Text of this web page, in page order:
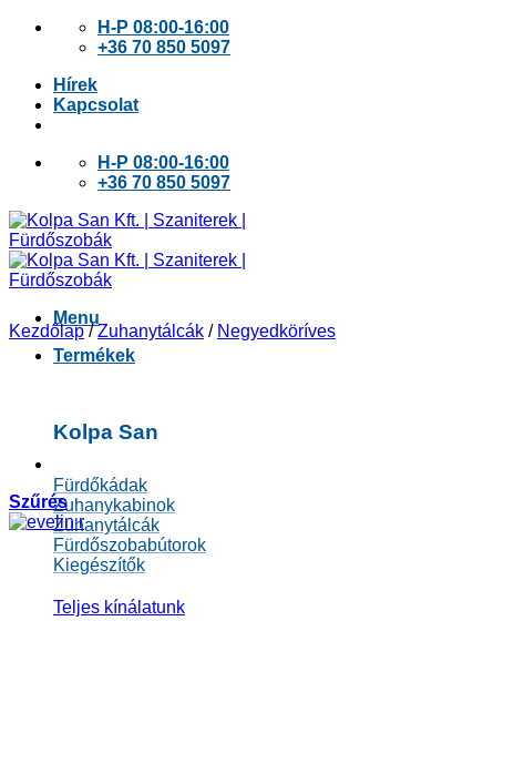
Skip
H-P 08:00-16:00
+36 70 850 5097
Hírek
Kapcsolat
H-P 08:00-16:00
+36 70 850 5097
Menu
Termékek
Kolpa San
Fürdőkádak
Zuhanykabinok
Zuhanytálcák
Fürdőszobabútorok
Kiegészítők
Teljes kínálatunk
Kezdőlap / Zuhanytálcák / Negyedköríves
Szűrés